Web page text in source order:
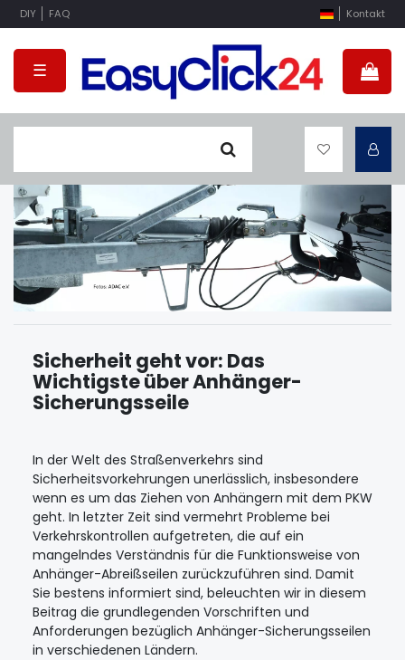
DIY FAQ Kontakt
☰
Sicherheit geht vor: Das
Wichtigste über Anhänger-
Sicherungsseile
In der Welt des Straßenverkehrs sind
Sicherheitsvorkehrungen unerlässlich, insbesondere
wenn es um das Ziehen von Anhängern mit dem PKW
geht. In letzter Zeit sind vermehrt Probleme bei
Verkehrskontrollen aufgetreten, die auf ein
mangelndes Verständnis für die Funktionsweise von
Anhänger-Abreißseilen zurückzuführen sind. Damit
Sie bestens informiert sind, beleuchten wir in diesem
Beitrag die grundlegenden Vorschriften und
Anforderungen bezüglich Anhänger-Sicherungsseilen
in verschiedenen Ländern.